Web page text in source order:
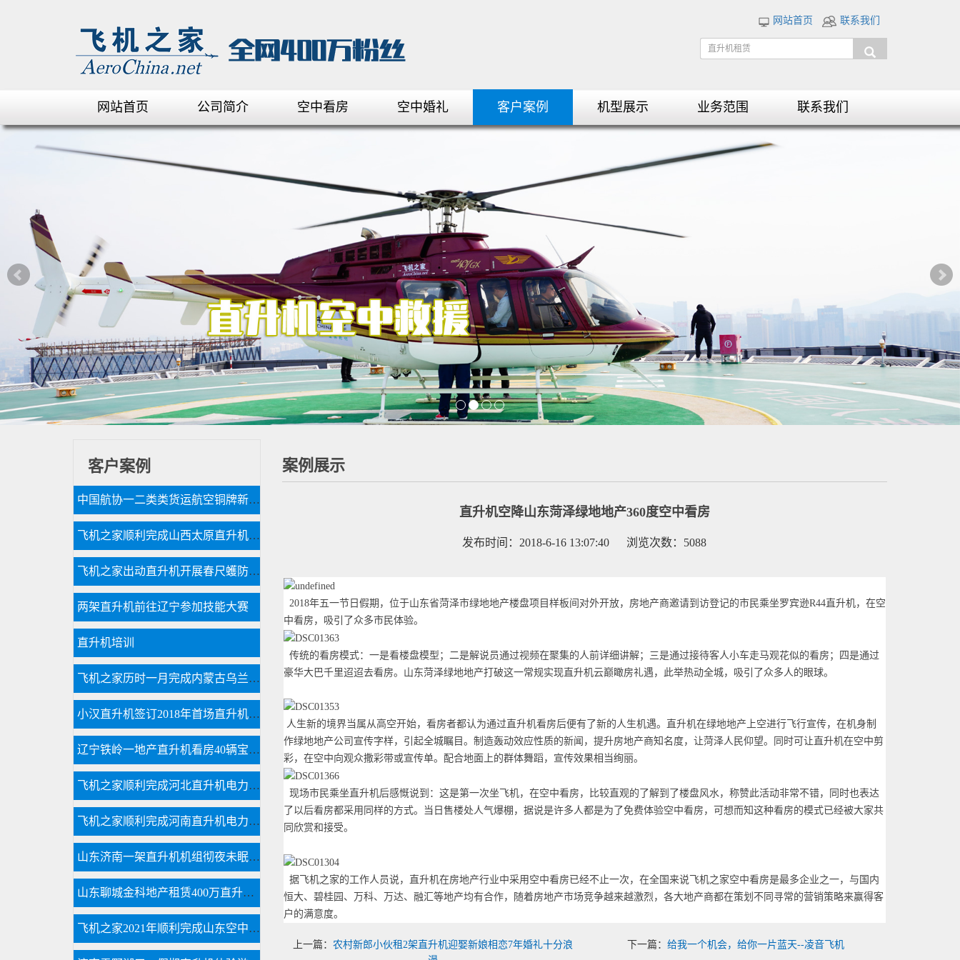
网站首页 联系我们
网站首页 公司简介 空中看房 空中婚礼 客户案例 机型展示 业务范围 联系我们
案例展示
直升机空降山东菏泽绿地地产360度空中看房
发布时间：2018-6-16 13:07:40 浏览次数：5088
2018年五一节日假期，位于山东省菏泽市绿地地产楼盘项目样板间对外开放，房地产商邀请到访登记的市民乘坐罗宾逊R44直升机，在空
中看房，吸引了众多市民体验。
传统的看房模式：一是看楼盘模型；二是解说员通过视频在聚集的人前详细讲解；三是通过接待客人小车走马观花似的看房；四是通过
豪华大巴千里迢迢去看房。山东菏泽绿地地产打破这一常规实现直升机云巅瞰房礼遇，此举热动全城，吸引了众多人的眼球。
人生新的境界当属从高空开始，看房者都认为通过直升机看房后便有了新的人生机遇。直升机在绿地地产上空进行飞行宣传，在机身制
作绿地地产公司宣传字样，引起全城瞩目。制造轰动效应性质的新闻，提升房地产商知名度，让菏泽人民仰望。同时可让直升机在空中剪
彩，在空中向观众撒彩带或宣传单。配合地面上的群体舞蹈，宣传效果相当绚丽。
现场市民乘坐直升机后感慨说到：这是第一次坐飞机，在空中看房，比较直观的了解到了楼盘风水，称赞此活动非常不错，同时也表达
了以后看房都采用同样的方式。当日售楼处人气爆棚，据说是许多人都是为了免费体验空中看房，可想而知这种看房的模式已经被大家共
同欣赏和接受。
据飞机之家的工作人员说，直升机在房地产行业中采用空中看房已经不止一次，在全国来说飞机之家空中看房是最多企业之一，与国内
恒大、碧桂园、万科、万达、融汇等地产均有合作，随着房地产市场竞争越来越激烈，各大地产商都在策划不同寻常的营销策略来赢得客
户的满意度。
上一篇：农村新郎小伙租2架直升机迎娶新娘相恋7年婚礼十分浪
下一篇：给我一个机会，给你一片蓝天--凌音飞机
客户案例
中国航协一二类类货运航空铜牌新申请
飞机之家顺利完成山西太原直升机航测作业
飞机之家出动直升机开展春尺蠖防治病虫害作业
两架直升机前往辽宁参加技能大赛
直升机培训
飞机之家历时一月完成内蒙古乌兰浩特兴安盟直升机航测
小汉直升机签订2018年首场直升机婚礼合同
辽宁铁岭一地产直升机看房40辆宝马劳斯莱斯跟随
飞机之家顺利完成河北直升机电力巡线飞行
飞机之家顺利完成河南直升机电力巡线作业
山东济南一架直升机机组彻夜未眠防治美国白蛾
山东聊城金科地产租赁400万直升机空中看房
飞机之家2021年顺利完成山东空中测绘作业